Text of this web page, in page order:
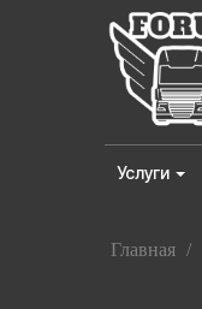
Услуги
Главная /